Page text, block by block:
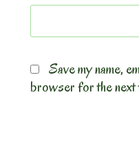
Save my name,
browser for the next